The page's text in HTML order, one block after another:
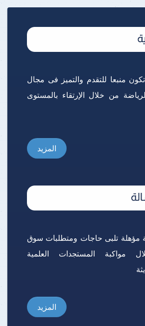
منبعا للتقدم والتميز فى مجال
من خلال الإرتقاء بالمستوى
المزيد
مؤهلة تلبى حاجات ومتطلبات سوق
مواكبة المستجدات العلمية
المزيد